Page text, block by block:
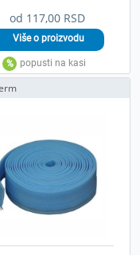
od 117,00 RSD